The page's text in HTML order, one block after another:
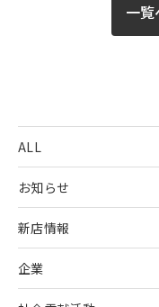
ALL
お知らせ
新店情報
企業
一覧